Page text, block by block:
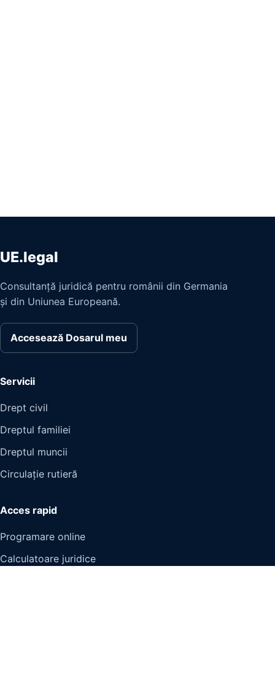
UE.legal
Consultanță juridică pentru românii din Germania
și din Uniunea Europeană.
Accesează Dosarul meu
Servicii
Drept civil
Dreptul familiei
Dreptul muncii
Circulație rutieră
Acces rapid
Programare online
Calculatoare juridice